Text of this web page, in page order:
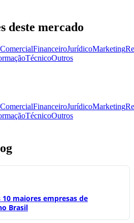
deste mercado
ComercialFinanceiroJurídicoMarketing
TécnicoOutros
ComercialFinanceiroJurídicoMarketing
TécnicoOutros
10 maiores empresas de
Brasil